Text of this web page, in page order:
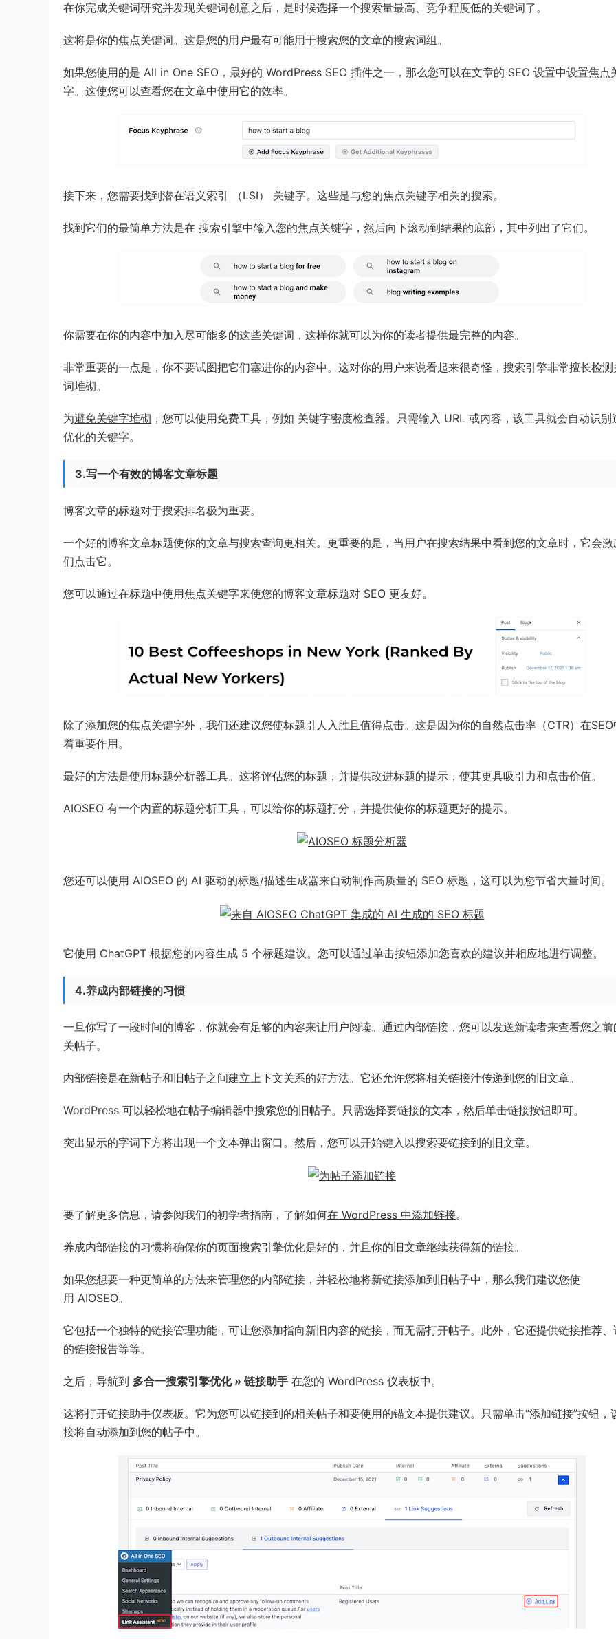
在你完成关键词研究并发现关键词创意之后，是时候选择一个搜索量最高、竞争程度低的关键词了。
这将是你的焦点关键词。这是您的用户最有可能用于搜索您的文章的搜索词组。
如果您使用的是 All in One SEO，最好的 WordPress SEO 插件之一，那么您可以在文章的 SEO 设置中设置焦点
字。这使您可以查看您在文章中使用它的效率。
接下来，您需要找到潜在语义索引 （LSI） 关键字。这些是与您的焦点关键字相关的搜索。
找到它们的最简单方法是在 搜索引擎中输入您的焦点关键字，然后向下滚动到结果的底部，其中列出了它们。
你需要在你的内容中加入尽可能多的这些关键词，这样你就可以为你的读者提供最完整的内容。
非常重要的一点是，你不要试图把它们塞进你的内容中。这对你的用户来说看起来很奇怪，搜索引擎非常擅长检测
词堆砌。
为避免关键字堆砌 ，您可以使用免费工具，例如 关键字密度检查器。只需输入 URL 或内容，该工具就会自动识别
优化的关键字。
3.写一个有效的博客文章标题
博客文章的标题对于搜索排名极为重要。
一个好的博客文章标题使你的文章与搜索查询更相关。更重要的是，当用户在搜索结果中看到您的文章时，它会激
们点击它。
您可以通过在标题中使用焦点关键字来使您的博客文章标题对 SEO 更友好。
除了添加您的焦点关键字外，我们还建议您使标题引人入胜且值得点击。这是因为你的自然点击率（CTR）在SEO
着重要作用。
最好的方法是使用标题分析器工具。这将评估您的标题，并提供改进标题的提示，使其更具吸引力和点击价值。
AIOSEO 有一个内置的标题分析工具，可以给你的标题打分，并提供使你的标题更好的提示。
您还可以使用 AIOSEO 的 AI 驱动的标题/描述生成器来自动制作高质量的 SEO 标题，这可以为您节省大量时间。
它使用 ChatGPT 根据您的内容生成 5 个标题建议。您可以通过单击按钮添加您喜欢的建议并相应地进行调整。
4.养成内部链接的习惯
一旦你写了一段时间的博客，你就会有足够的内容来让用户阅读。通过内部链接，您可以发送新读者来查看您之前
关帖子。
内部链接是在新帖子和旧帖子之间建立上下文关系的好方法。它还允许您将相关链接汁传递到您的旧文章。
WordPress 可以轻松地在帖子编辑器中搜索您的旧帖子。只需选择要链接的文本，然后单击链接按钮即可。
突出显示的字词下方将出现一个文本弹出窗口。然后，您可以开始键入以搜索要链接到的旧文章。
要了解更多信息，请参阅我们的初学者指南，了解如何在 WordPress 中添加链接。
养成内部链接的习惯将确保你的页面搜索引擎优化是好的，并且你的旧文章继续获得新的链接。
如果您想要一种更简单的方法来管理您的内部链接，并轻松地将新链接添加到旧帖子中，那么我们建议您使
用 AIOSEO。
它包括一个独特的链接管理功能，可让您添加指向新旧内容的链接，而无需打开帖子。此外，它还提供链接推荐、
的链接报告等等。
之后，导航到 多合一搜索引擎优化 » 链接助手 在您的 WordPress 仪表板中。
这将打开链接助手仪表板。它为您可以链接到的相关帖子和要使用的锚文本提供建议。只需单击“添加链接”按钮，
接将自动添加到您的帖子中。